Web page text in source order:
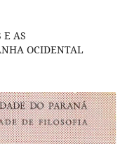
E AS
OCIDENTAL